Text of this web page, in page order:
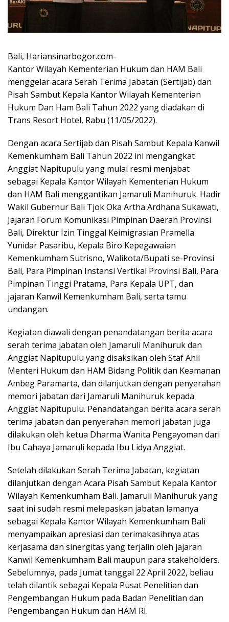
Bali, Hariansinarbogor.com-
Kantor Wilayah Kementerian Hukum dan HAM Bali
menggelar acara Serah Terima Jabatan (Sertijab) dan
Pisah Sambut Kepala Kantor Wilayah Kementerian
Hukum Dan Ham Bali Tahun 2022 yang diadakan di
Trans Resort Hotel, Rabu (11/05/2022).
Dengan acara Sertijab dan Pisah Sambut Kepala Kanwil
Kemenkumham Bali Tahun 2022 ini mengangkat
Anggiat Napitupulu yang mulai resmi menjabat
sebagai Kepala Kantor Wilayah Kementerian Hukum
dan HAM Bali menggantikan Jamaruli Manihuruk. Hadir
Wakil Gubernur Bali Tjok Oka Artha Ardhana Sukawati,
Jajaran Forum Komunikasi Pimpinan Daerah Provinsi
Bali, Direktur Izin Tinggal Keimigrasian Pramella
Yunidar Pasaribu, Kepala Biro Kepegawaian
Kemenkumham Sutrisno, Walikota/Bupati se-Provinsi
Bali, Para Pimpinan Instansi Vertikal Provinsi Bali, Para
Pimpinan Tinggi Pratama, Para Kepala UPT, dan
jajaran Kanwil Kemenkumham Bali, serta tamu
undangan.
Kegiatan diawali dengan penandatangan berita acara
serah terima jabatan oleh Jamaruli Manihuruk dan
Anggiat Napitupulu yang disaksikan oleh Staf Ahli
Menteri Hukum dan HAM Bidang Politik dan Keamanan
Ambeg Paramarta, dan dilanjutkan dengan penyerahan
memori jabatan dari Jamaruli Manihuruk kepada
Anggiat Napitupulu. Penandatangan berita acara serah
terima jabatan dan penyerahan memori jabatan juga
dilakukan oleh ketua Dharma Wanita Pengayoman dari
Ibu Cahaya Jamaruli kepada Ibu Lidya Anggiat.
Setelah dilakukan Serah Terima Jabatan, kegiatan
dilanjutkan dengan Acara Pisah Sambut Kepala Kantor
Wilayah Kemenkumham Bali. Jamaruli Manihuruk yang
saat ini sudah resmi melepaskan jabatan lamanya
sebagai Kepala Kantor Wilayah Kemenkumham Bali
menyampaikan apresiasi dan terimakasihnya atas
kerjasama dan sinergitas yang terjalin oleh jajaran
Kanwil Kemenkumham Bali maupun para stakeholders.
Sebelumnya, pada Jumat tanggal 22 April 2022, beliau
telah dilantik sebagai Kepala Pusat Penelitian dan
Pengembangan Hukum pada Badan Penelitian dan
Pengembangan Hukum dan HAM RI.